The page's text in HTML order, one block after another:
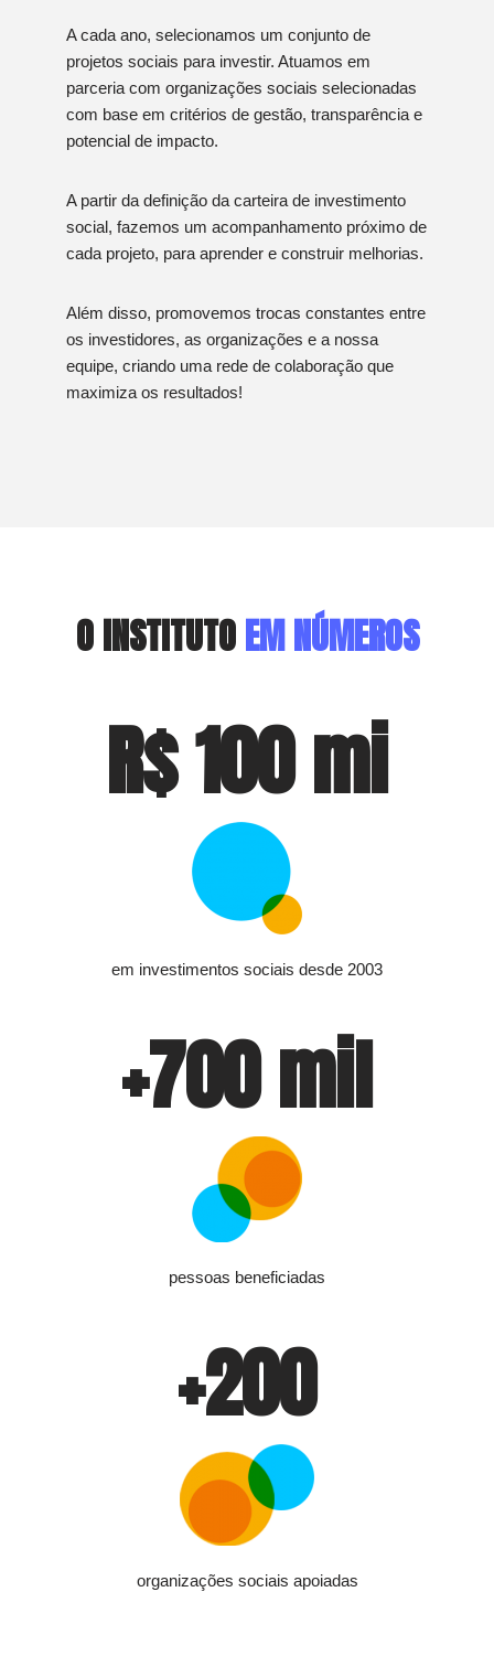
A cada ano, selecionamos um conjunto de
projetos sociais para investir. Atuamos em
parceria com organizações sociais selecionadas
com base em critérios de gestão, transparência e
potencial de impacto.
A partir da definição da carteira de investimento
social, fazemos um acompanhamento próximo de
cada projeto, para aprender e construir melhorias.
Além disso, promovemos trocas constantes entre
os investidores, as organizações e a nossa
equipe, criando uma rede de colaboração que
maximiza os resultados!
O INSTITUTOEM NÚMEROS
R$ 100 mi
em investimentos sociais desde 2003
+700 mil
pessoas beneficiadas
+200
organizações sociais apoiadas